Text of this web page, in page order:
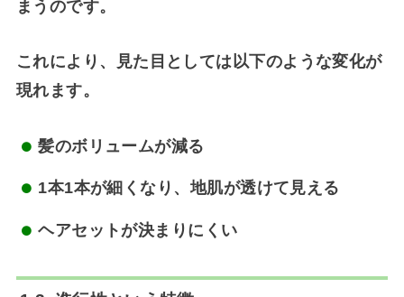
まうのです。
これにより、見た目としては以下のような変化が
現れます。
髪のボリュームが減る
1本1本が細くなり、地肌が透けて見える
ヘアセットが決まりにくい